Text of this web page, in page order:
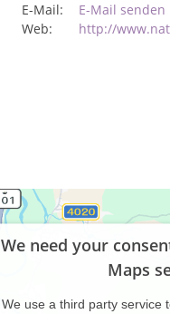
E-Mail:
E-Mail senden
Web:
http://
We need your
Maps
We use a third party service